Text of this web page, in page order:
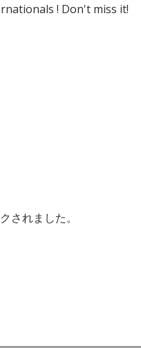
! Don't miss it!
されました。